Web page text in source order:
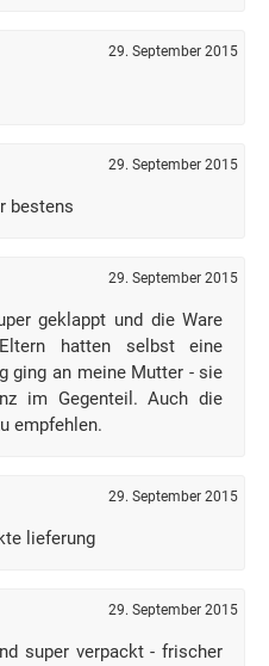
29. September 2015
29. September 2015
bestens
29. September 2015
geklappt und die Ware
hatten selbst eine
ging an meine Mutter - sie
im Gegenteil. Auch die
empfehlen.
29. September 2015
lieferung
29. September 2015
super verpackt - frischer